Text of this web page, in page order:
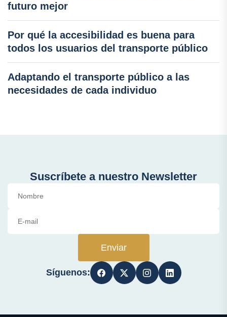
futuro mejor
Por qué la accesibilidad es buena para
todos los usuarios del transporte público
Adaptando el transporte público a las
necesidades de cada individuo
Suscríbete a nuestro Newsletter
Enviar
Síguenos: